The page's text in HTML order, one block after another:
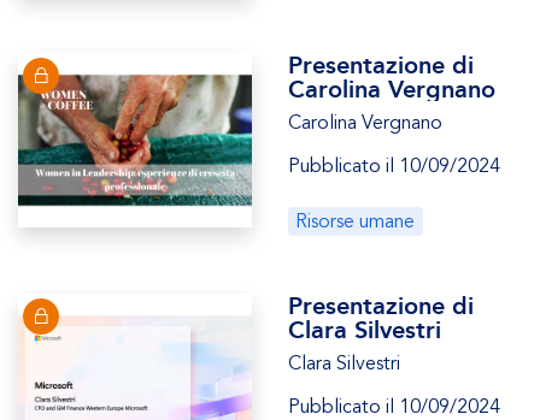
Presentazione di
Carolina Vergnano
Carolina Vergnano
Pubblicato il 10/09/2024
Risorse umane
Presentazione di
Clara Silvestri
Clara Silvestri
Pubblicato il 10/09/2024